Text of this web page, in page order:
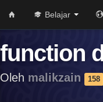
Belajar
function
Oleh malikzain 158